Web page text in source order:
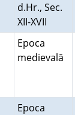
d.Hr., Sec.
XII-XVII
Epoca
medievală
Epoca